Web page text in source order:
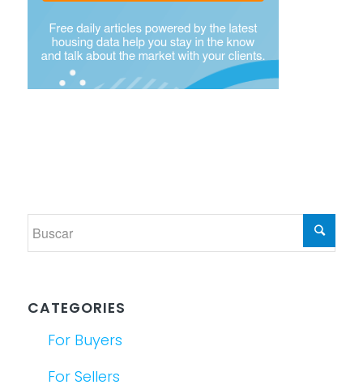
CATEGORIES
For Buyers
For Sellers